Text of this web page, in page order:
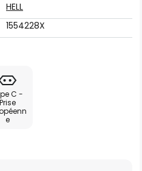
HELL
1554228X
C -
Prise
e